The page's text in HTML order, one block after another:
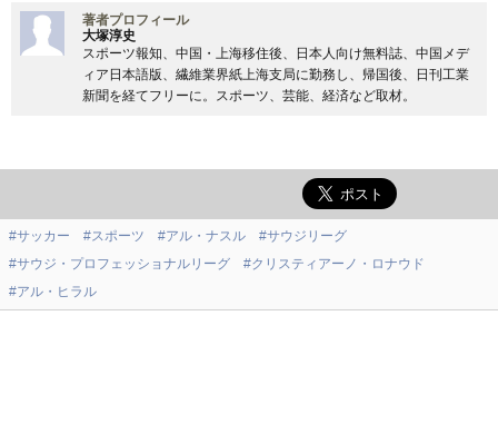
著者プロフィール
大塚淳史
スポーツ報知、中国・上海移住後、日本人向け無料誌、中国メデ
ィア日本語版、繊維業界紙上海支局に勤務し、帰国後、日刊工業
新聞を経てフリーに。スポーツ、芸能、経済など取材。
#サッカー #スポーツ #アル・ナスル
#サウジリーグ
#サウジ・プロフェッショナルリーグ
#クリスティアーノ・ロナウド
#アル・ヒラル